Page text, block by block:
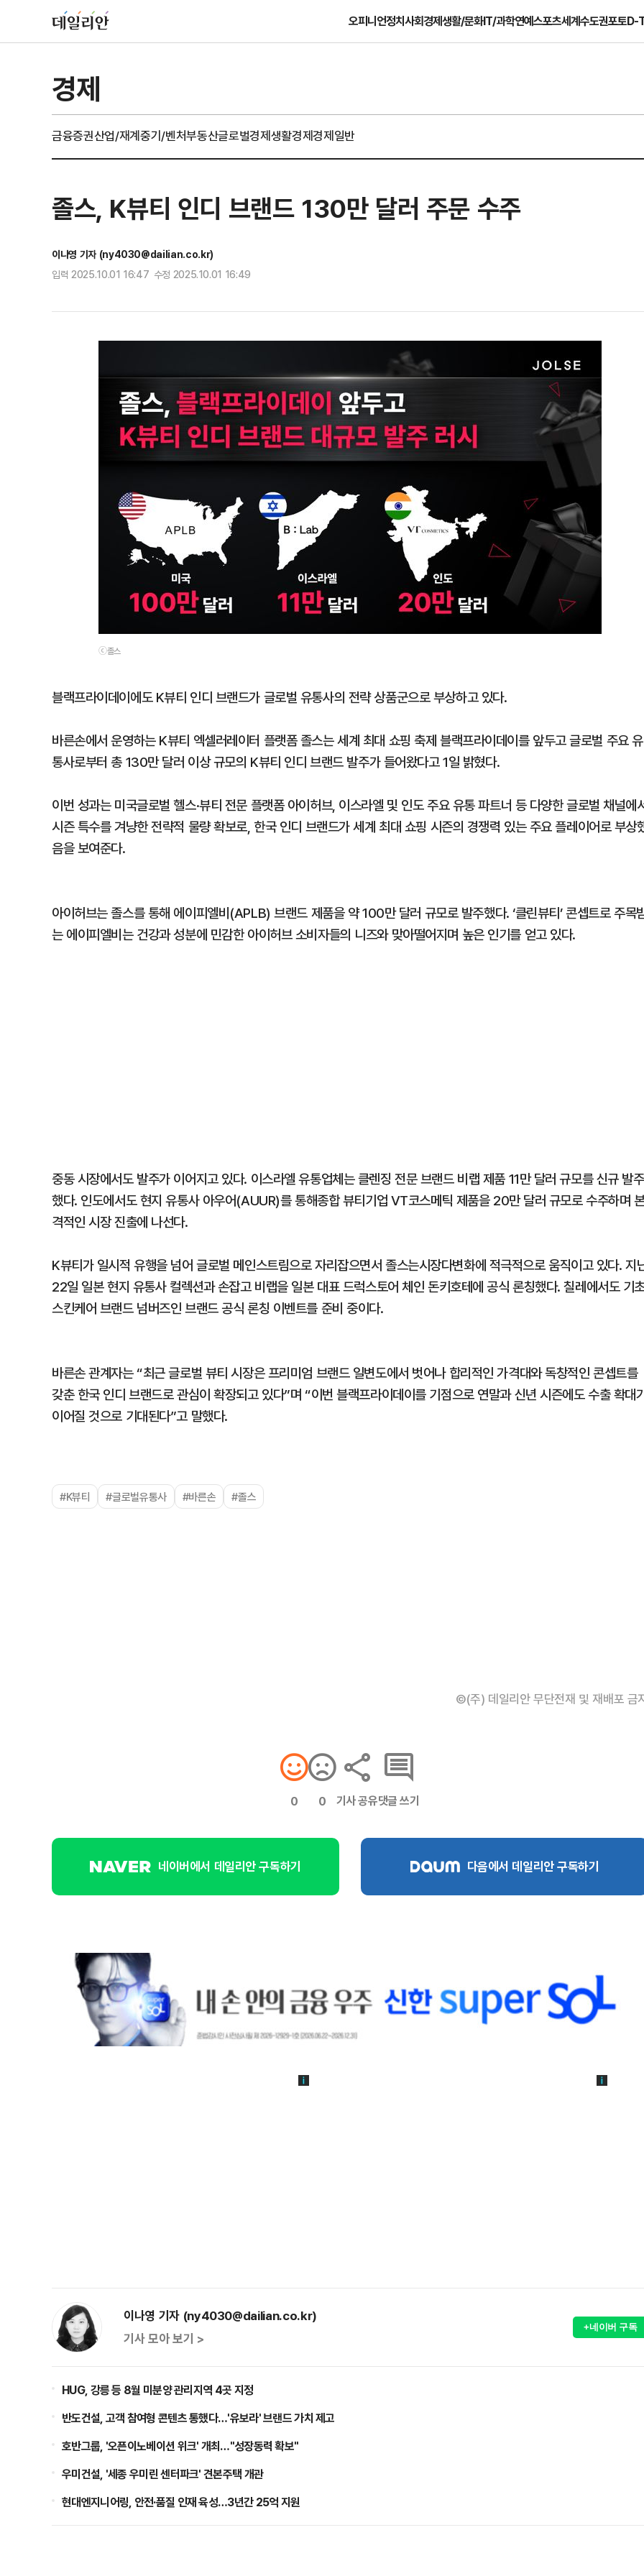
오피니언정치사회경제생활/문화IT/과학연예스포츠세계수도권포토D-
경제
금융증권산업/재계중기/벤처부동산글로벌경제생활경제경제일반
졸스, K뷰티 인디 브랜드 130만 달러 주문 수주
이나영 기자 (ny4030@dailian.co.kr)
입력 2025.10.01 16:47 수정 2025.10.01 16:49
ⓒ졸스
블랙프라이데이에도 K뷰티 인디 브랜드가 글로벌 유통사의 전략 상품군으로 부상하고 있다.
바른손에서 운영하는 K뷰티 엑셀러레이터 플랫폼 졸스는 세계 최대 쇼핑 축제 블랙프라이데이를 앞두고 글로벌 주요 유
통사로부터 총 130만 달러 이상 규모의 K뷰티 인디 브랜드 발주가 들어왔다고 1일 밝혔다.
이번 성과는 미국글로벌 헬스·뷰티 전문 플랫폼 아이허브, 이스라엘 및 인도 주요 유통 파트너 등 다양한 글로벌 채널에
시즌 특수를 겨냥한 전략적 물량 확보로, 한국 인디 브랜드가 세계 최대 쇼핑 시즌의 경쟁력 있는 주요 플레이어로 부상
음을 보여준다.
아이허브는 졸스를 통해 에이피엘비(APLB) 브랜드 제품을 약 100만 달러 규모로 발주했다. ‘클린뷰티’ 콘셉트로 주목
는 에이피엘비는 건강과 성분에 민감한 아이허브 소비자들의 니즈와 맞아떨어지며 높은 인기를 얻고 있다.
중동 시장에서도 발주가 이어지고 있다. 이스라엘 유통업체는 클렌징 전문 브랜드 비랩 제품 11만 달러 규모를 신규 발주
했다. 인도에서도 현지 유통사 아우어(AUUR)를 통해종합 뷰티기업 VT코스메틱 제품을 20만 달러 규모로 수주하며
격적인 시장 진출에 나선다.
K뷰티가 일시적 유행을 넘어 글로벌 메인스트림으로 자리잡으면서 졸스는시장다변화에 적극적으로 움직이고 있다. 지
22일 일본 현지 유통사 컬렉션과 손잡고 비랩을 일본 대표 드럭스토어 체인 돈키호테에 공식 론칭했다. 칠레에서도 기
스킨케어 브랜드 넘버즈인 브랜드 공식 론칭 이벤트를 준비 중이다.
바른손 관계자는 “최근 글로벌 뷰티 시장은 프리미엄 브랜드 일변도에서 벗어나 합리적인 가격대와 독창적인 콘셉트를
갖춘 한국 인디 브랜드로 관심이 확장되고 있다”며 “이번 블랙프라이데이를 기점으로 연말과 신년 시즌에도 수출 확대
이어질 것으로 기대된다”고 말했다.
#K뷰티 #글로벌유통사 #바른손 #졸스
©(주) 데일리안 무단전재 및 재배포 금
0 0 기사 공유댓글 쓰기
네이버에서 데일리안 구독하기 다음에서 데일리안 구독하기
이나영 기자 (ny4030@dailian.co.kr)
기사 모아 보기 >
+네이버 구독
HUG, 강릉 등 8월 미분양 관리지역 4곳 지정
반도건설, 고객 참여형 콘텐츠 통했다…'유보라' 브랜드 가치 제고
호반그룹, '오픈이노베이션 위크' 개최…"성장동력 확보"
우미건설, '세종 우미린 센터파크' 견본주택 개관
현대엔지니어링, 안전·품질 인재 육성…3년간 25억 지원